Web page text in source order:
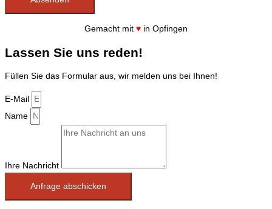
Gemacht mit ♥ in Opfingen
Lassen Sie uns reden!
Füllen Sie das Formular aus, wir melden uns bei Ihnen!
E-Mail
Name
Ihre Nachricht
Anfrage abschicken